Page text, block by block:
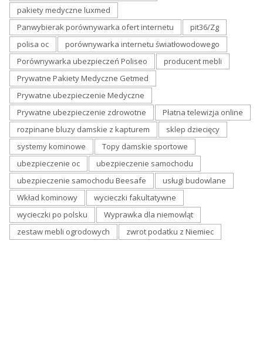
pakiety medyczne luxmed
Panwybierak porównywarka ofert internetu
pit36/Zg
polisa oc
porównywarka internetu światłowodowego
Porównywarka ubezpieczeń Poliseo
producent mebli
Prywatne Pakiety Medyczne Getmed
Prywatne ubezpieczenie Medyczne
Prywatne ubezpieczenie zdrowotne
Płatna telewizja online
rozpinane bluzy damskie z kapturem
sklep dziecięcy
systemy kominowe
Topy damskie sportowe
ubezpieczenie oc
ubezpieczenie samochodu
ubezpieczenie samochodu Beesafe
usługi budowlane
Wkład kominowy
wycieczki fakultatywne
wycieczki po polsku
Wyprawka dla niemowląt
zestaw mebli ogrodowych
zwrot podatku z Niemiec